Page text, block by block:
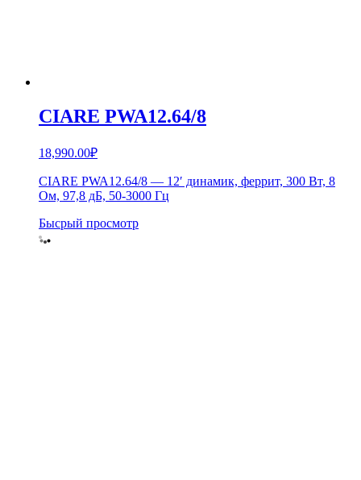
CIARE PWA12.64/8
18,990.00₽
CIARE PWA12.64/8 — 12′ динамик, феррит, 300 Вт, 8
Ом, 97,8 дБ, 50-3000 Гц
Бысрый просмотр